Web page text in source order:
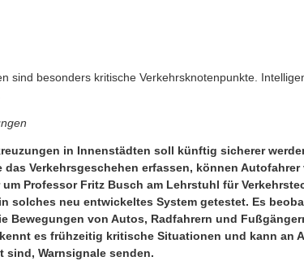
sind besonders kritische Verkehrsknotenpunkte.
in Innenstädten soll künftig sicherer
das Verkehrsgeschehen erfassen, können
Professor Fritz Busch am Lehrstuhl für
solches neu entwickeltes System getestet. Es
Bewegungen von Autos, Radfahrern und
es frühzeitig kritische Situationen und kann an
sind, Warnsignale senden.